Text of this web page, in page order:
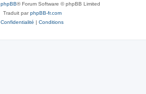
phpBB® Forum Software © phpBB Limited
Traduit parphpBB-fr.com
Confidentialité | Conditions